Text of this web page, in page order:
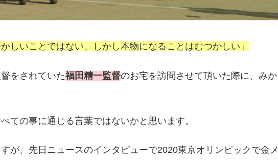
しいことではない、しかし本物になることはむつかしい」
をされていた福田精一監督のお宅を訪問させて頂いた際に、みか
ての事に通じる言葉ではないかと思います。
が、先日ニュースのインタビューで2020東京オリンピックで金メ